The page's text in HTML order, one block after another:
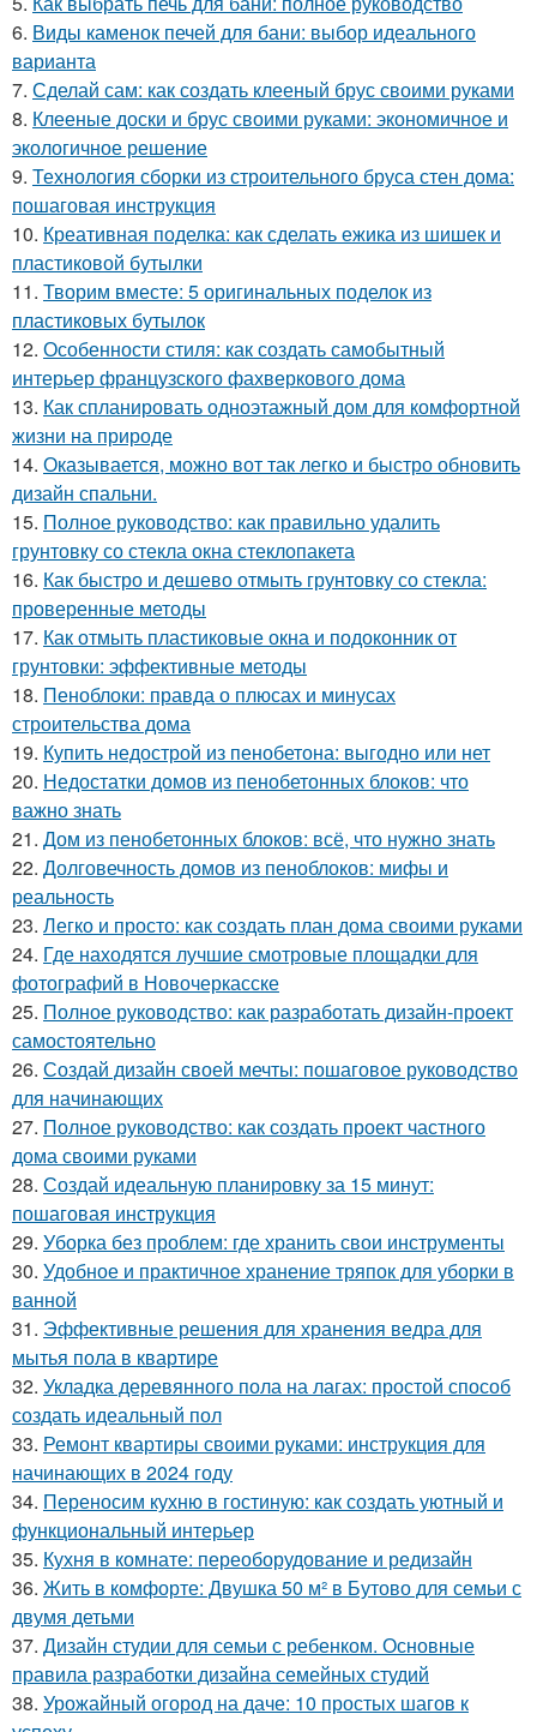
6. Виды каменок печей для бани: выбор идеального
варианта
7. Сделай сам: как создать клееный брус своими руками
8. Клееные доски и брус своими руками: экономичное и
экологичное решение
9. Технология сборки из строительного бруса стен дома:
пошаговая инструкция
10. Креативная поделка: как сделать ежика из шишек и
пластиковой бутылки
11. Творим вместе: 5 оригинальных поделок из
пластиковых бутылок
12. Особенности стиля: как создать самобытный
интерьер французского фахверкового дома
13. Как спланировать одноэтажный дом для комфортной
жизни на природе
14. Оказывается, можно вот так легко и быстро обновить
дизайн спальни.
15. Полное руководство: как правильно удалить
грунтовку со стекла окна стеклопакета
16. Как быстро и дешево отмыть грунтовку со стекла:
проверенные методы
17. Как отмыть пластиковые окна и подоконник от
грунтовки: эффективные методы
18. Пеноблоки: правда о плюсах и минусах
строительства дома
19. Купить недострой из пенобетона: выгодно или нет
20. Недостатки домов из пенобетонных блоков: что
важно знать
21. Дом из пенобетонных блоков: всё, что нужно знать
22. Долговечность домов из пеноблоков: мифы и
реальность
23. Легко и просто: как создать план дома своими руками
24. Где находятся лучшие смотровые площадки для
фотографий в Новочеркасске
25. Полное руководство: как разработать дизайн-проект
самостоятельно
26. Создай дизайн своей мечты: пошаговое руководство
для начинающих
27. Полное руководство: как создать проект частного
дома своими руками
28. Создай идеальную планировку за 15 минут:
пошаговая инструкция
29. Уборка без проблем: где хранить свои инструменты
30. Удобное и практичное хранение тряпок для уборки в
ванной
31. Эффективные решения для хранения ведра для
мытья пола в квартире
32. Укладка деревянного пола на лагах: простой способ
создать идеальный пол
33. Ремонт квартиры своими руками: инструкция для
начинающих в 2024 году
34. Переносим кухню в гостиную: как создать уютный и
функциональный интерьер
35. Кухня в комнате: переоборудование и редизайн
36. Жить в комфорте: Двушка 50 м² в Бутово для семьи с
двумя детьми
37. Дизайн студии для семьи с ребенком. Основные
правила разработки дизайна семейных студий
38. Урожайный огород на даче: 10 простых шагов к